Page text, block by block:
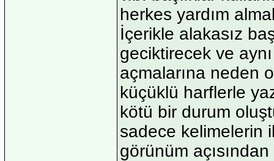
herkes yardım
İçerikle alakasız
geciktirecek ve
açmalarına neden
küçüklü harflerle
kötü bir durum
sadece kelimelerin
görünüm